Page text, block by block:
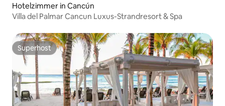
Hotelzimmer in Cancún
Villa del Palmar Cancun Luxus-Strandresort & Spa
Superhost
Superhost